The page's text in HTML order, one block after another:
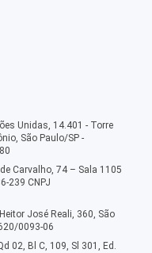
Unidas, 14.401 - Torre
São Paulo/SP -
Carvalho, 74 – Sala 1105
239 CNPJ
José Reali, 360, São
0093-06
02, Bl C, 109, Sl 301, Ed.